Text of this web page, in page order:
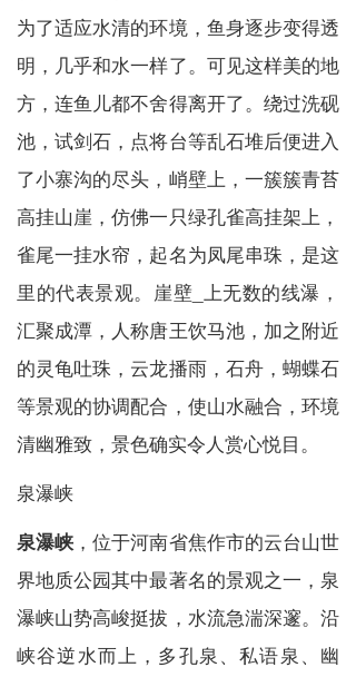
为了适应水清的环境，鱼身逐步变得透
明，几乎和水一样了。可见这样美的地
方，连鱼儿都不舍得离开了。绕过洗砚
池，试剑石，点将台等乱石堆后便进入
了小寨沟的尽头，峭壁上，一簇簇青苔
高挂山崖，仿佛一只绿孔雀高挂架上，
雀尾一挂水帘，起名为凤尾串珠，是这
里的代表景观。崖壁_上无数的线瀑，
汇聚成潭，人称唐王饮马池，加之附近
的灵龟吐珠，云龙播雨，石舟，蝴蝶石
等景观的协调配合，使山水融合，环境
清幽雅致，景色确实令人赏心悦目。
泉瀑峡
泉瀑峡 ，位于河南省焦作市的云台山世
界地质公园其中最著名的景观之一，泉
瀑峡山势高峻挺拔，水流急湍深邃。沿
峡谷逆水而上，多孔泉、私语泉、幽